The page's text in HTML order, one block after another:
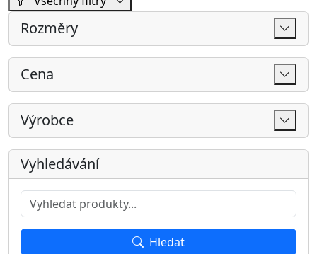
Kategorie
Všechny produkty
AKCE
Akční produkty
Akční sedačky
Nejprodávanější sedačky